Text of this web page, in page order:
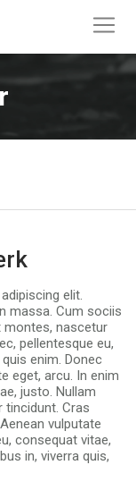
elit.
massa. Cum sociis
montes, nascetur
pellentesque eu,
enim. Donec
eget, arcu. In enim
justo. Nullam
tincidunt. Cras
vulputate
consequat vitae,
in, viverra quis,